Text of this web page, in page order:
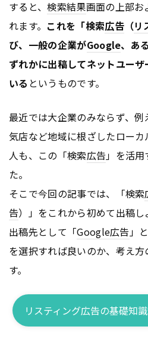
すると、検索結果画面の上部お
れます。 これを「検索広告（リ
び、一般の企業がGoogle、あ
ずれかに出稿してネットユー
いる というものです。
最近では大企業のみならず、
気店など地域に根ざしたロー
人も、この「検索広告」を活用
た。
そこで今回の記事では、「検索
告）」をこれから初めて出稿し
出稿先として「Google広告」
を選択すれば良いのか、考え
す。
リスティング広告の基礎知